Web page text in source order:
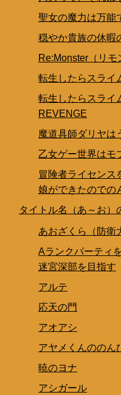
聖女の魔力は万能
穏やか貴族の休暇
Re:Monster（リモ
転生したらスライ
転生したらスライ
REVENGE
魔道具師ダリヤは
乙女ゲー世界はモ
冒険者ライセンス
娘ができたのでの
タイトル名（あ～お）
あおざくら（防衛
Aランクパーティ
迷宮深部を目指す
アルテ
応天の門
アオアシ
アヤメくんののん
暁のヨナ
アシガール